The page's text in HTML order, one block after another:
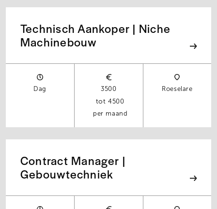
Technisch Aankoper | Niche
Machinebouw
Dag
3500
4500
per maand
Roeselare
Contract Manager |
Gebouwtechniek